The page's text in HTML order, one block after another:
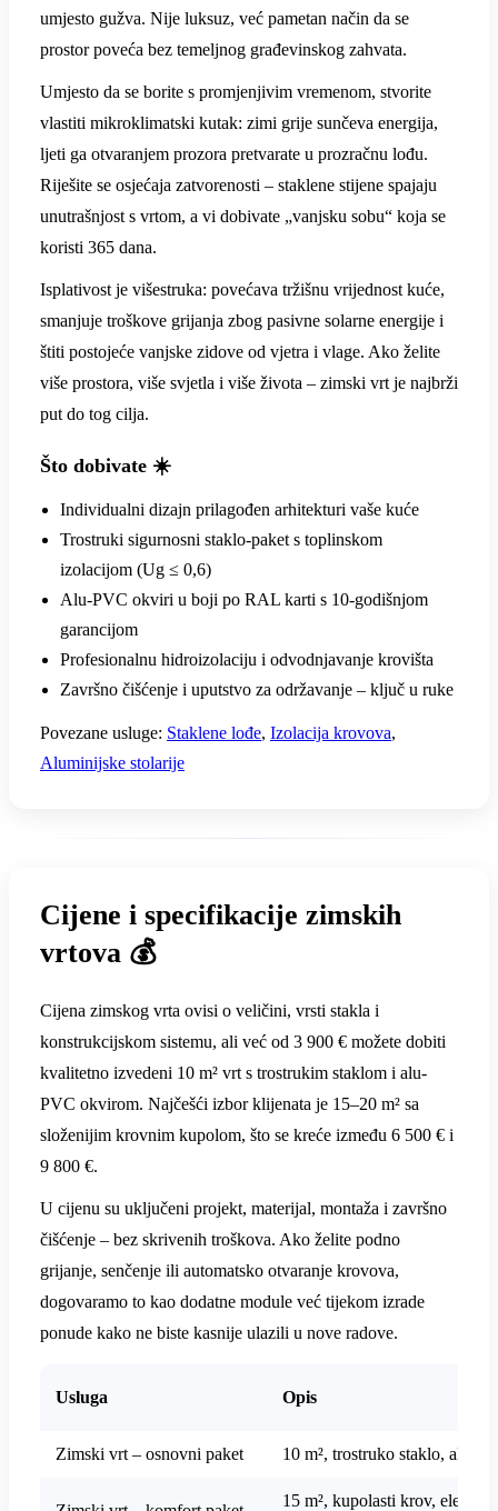
umjesto gužva. Nije luksuz, već pametan način da se
prostor poveća bez temeljnog građevinskog zahvata.
Umjesto da se borite s promjenjivim vremenom, stvorite
vlastiti mikroklimatski kutak: zimi grije sunčeva energija,
ljeti ga otvaranjem prozora pretvarate u prozračnu lođu.
Riješite se osjećaja zatvorenosti – staklene stijene spajaju
unutrašnjost s vrtom, a vi dobivate „vanjsku sobu“ koja se
koristi 365 dana.
Isplativost je višestruka: povećava tržišnu vrijednost kuće,
smanjuje troškove grijanja zbog pasivne solarne energije i
štiti postojeće vanjske zidove od vjetra i vlage. Ako želite
više prostora, više svjetla i više života – zimski vrt je najbrži
put do tog cilja.
Što dobivate ☀️
Individualni dizajn prilagođen arhitekturi vaše kuće
Trostruki sigurnosni staklo-paket s toplinskom
izolacijom (Ug ≤ 0,6)
Alu-PVC okviri u boji po RAL karti s 10-godišnjom
garancijom
Profesionalnu hidroizolaciju i odvodnjavanje krovišta
Završno čišćenje i uputstvo za održavanje – ključ u ruke
Povezane usluge: Staklene lođe, Izolacija krovova,
Aluminijske stolarije
Cijene i specifikacije zimskih
vrtova 💰
Cijena zimskog vrta ovisi o veličini, vrsti stakla i
konstrukcijskom sistemu, ali već od 3 900 € možete dobiti
kvalitetno izvedeni 10 m² vrt s trostrukim staklom i alu-
PVC okvirom. Najčešći izbor klijenata je 15–20 m² sa
složenijim krovnim kupolom, što se kreće između 6 500 € i
9 800 €.
U cijenu su uključeni projekt, materijal, montaža i završno
čišćenje – bez skrivenih troškova. Ako želite podno
grijanje, senčenje ili automatsko otvaranje krovova,
dogovaramo to kao dodatne module već tijekom izrade
ponude kako ne biste kasnije ulazili u nove radove.
Usluga Opis
Zimski vrt – osnovni paket 10 m², trostruko staklo, alu-
15 m², kupolasti krov,